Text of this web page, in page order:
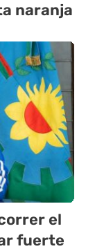
naranja
el
fuerte